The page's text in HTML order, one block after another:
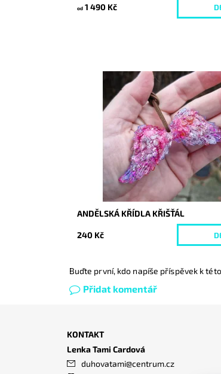
od1 490 Kč
Dostupnost:
Vyprodáno
10006
ANDĚLSKÁ KŘÍDLA KŘIŠŤÁL
240 Kč
Buďte první, kdo napíše příspěvek k
Přidat komentář
KONTAKT
Lenka Tami Cardová
duhovatami@centrum.cz